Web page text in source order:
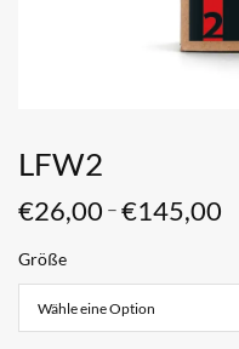
LFW2
€26,00 –€145,00
Größe